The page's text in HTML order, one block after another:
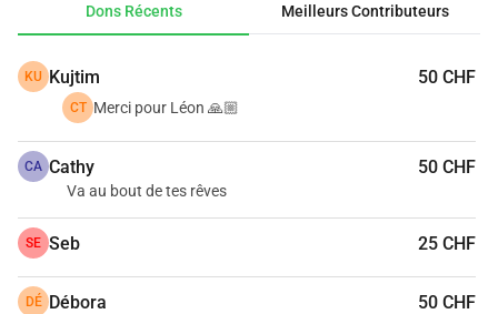
Dons Récents Meilleurs Contributeurs
KU Kujtim 50 CHF
CT Merci pour Léon 🙏🏼
CA Cathy 50 CHF
Va au bout de tes rêves
SE Seb 25 CHF
DÉ Débora 50 CHF